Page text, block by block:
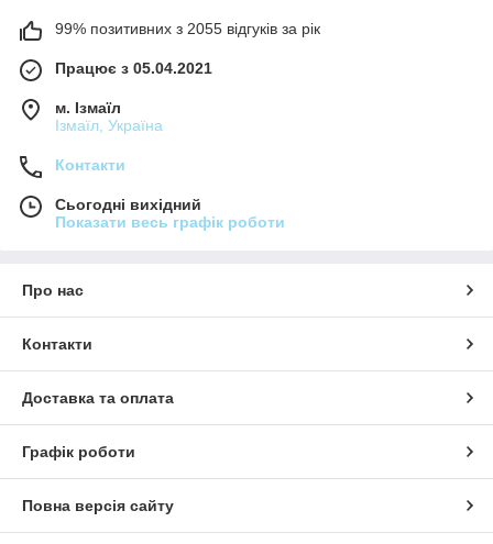
99% позитивних з 2055 відгуків за рік
Працює з 05.04.2021
м. Ізмаїл
Ізмаїл, Україна
Контакти
Сьогодні вихідний
Показати весь графік роботи
Про нас
Контакти
Доставка та оплата
Графік роботи
Повна версія сайту